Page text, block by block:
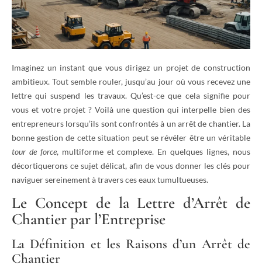
Imaginez un instant que vous dirigez un projet de construction
ambitieux. Tout semble rouler, jusqu’au jour où vous recevez une
lettre qui suspend les travaux. Qu’est-ce que cela signifie pour
vous et votre projet ? Voilà une question qui interpelle bien des
entrepreneurs lorsqu’ils sont confrontés à un arrêt de chantier. La
bonne gestion de cette situation peut se révéler être un véritable
tour de force, multiforme et complexe. En quelques lignes, nous
décortiquerons ce sujet délicat, afin de vous donner les clés pour
naviguer sereinement à travers ces eaux tumultueuses.
Le Concept de la Lettre d’Arrêt de
Chantier par l’Entreprise
La Définition et les Raisons d’un Arrêt de
Chantier